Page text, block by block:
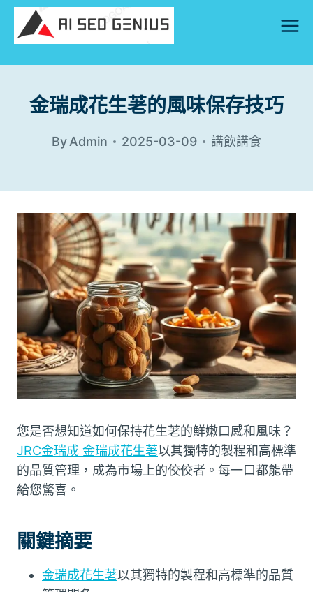
Skip
content
金瑞成花生荖的風味保存技巧
ByAdmin 2025-03-09 講飲講食
您是否想知道如何保持花生荖的鮮嫩口感和風味？
JRC金瑞成 金瑞成花生荖以其獨特的製程和高標準
的品質管理，成為市場上的佼佼者。每一口都能帶
給您驚喜。
關鍵摘要
金瑞成花生荖以其獨特的製程和高標準的品質